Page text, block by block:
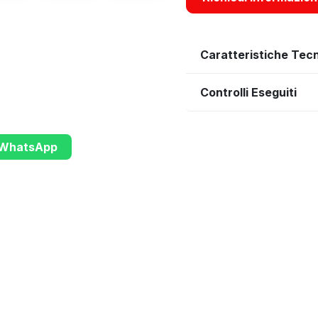
Caratteristiche
Controlli Eseguiti